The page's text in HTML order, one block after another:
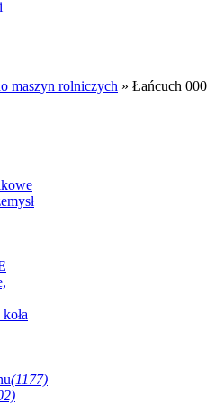
maszyn rolniczych » Łańcuch
(1177)